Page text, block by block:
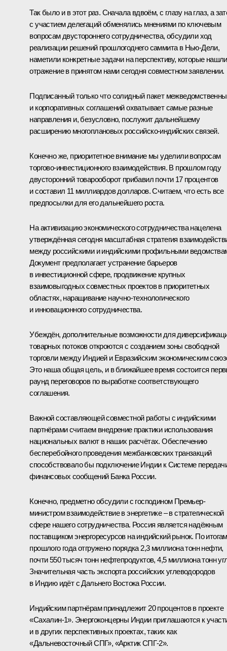
Так было и в этот раз. Сначала вдвоём, с глазу на глаз, а
с участием делегаций обменялись мнениями по ключевым
вопросам двустороннего сотрудничества, обсудили ход
реализации решений прошлогоднего саммита в Нью-Дели,
наметили конкретные задачи на перспективу, которые нашли
отражение в принятом нами сегодня совместном заявлении.
Подписанный только что солидный пакет
и корпоративных соглашений охватывает самые разные
направления и, безусловно, послужит дальнейшему
расширению многоплановых российско-индийских связей.
Конечно же, приоритетное внимание мы уделили вопросам
торгово-инвестиционного взаимодействия. В прошлом году
двусторонний товарооборот прибавил почти 17 процентов
и составил 11 миллиардов долларов. Считаем, что есть все
предпосылки для его дальнейшего роста.
На активизацию экономического сотрудничества нацелена
утверждённая сегодня масштабная стратегия
между российскими и индийскими профильными
Документ предполагает устранение барьеров
в инвестиционной сфере, продвижение крупных
взаимовыгодных совместных проектов в приоритетных
областях, наращивание научно-технологического
и инновационного сотрудничества.
Убеждён, дополнительные возможности для
товарных потоков откроются с созданием зоны свободной
торговли между Индией и Евразийским экономическим
Это наша общая цель, и в ближайшее время состоится
раунд переговоров по выработке соответствующего
соглашения.
Важной составляющей совместной работы с индийскими
партнёрами считаем внедрение практики использования
национальных валют в наших расчётах. Обеспечению
бесперебойного проведения межбанковских транзакций
способствовало бы подключение Индии к Системе
финансовых сообщений Банка России.
Конечно, предметно обсудили с господином Премьер-
министром взаимодействие в энергетике – в стратегической
сфере нашего сотрудничества. Россия является надёжным
поставщиком энергоресурсов на индийский рынок. По итогам
прошлого года отгружено порядка 2,3 миллиона тонн нефти,
почти 550 тысяч тонн нефтепродуктов, 4,5 миллиона тонн
Значительная часть экспорта российских углеводородов
в Индию идёт с Дальнего Востока России.
Индийским партнёрам принадлежит 20 процентов в проекте
«Сахалин-1». Энергоконцерны Индии приглашаются к
и в других перспективных проектах, таких как
«Дальневосточный СПГ», «Арктик СПГ-2».